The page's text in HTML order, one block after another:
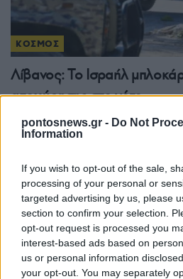
pontosnews.gr - Do Not
Information
If you wish to opt-out of the sale,
processing of your personal or
targeted advertising by us, please
section to confirm your selection.
opt-out request is processed you
interest-based ads based on
us or personal information
your opt-out. You may separately
ΚΟΣΜΟΣ
Λίβανος: Το Ισραήλ
αποχώρησης στο νότο